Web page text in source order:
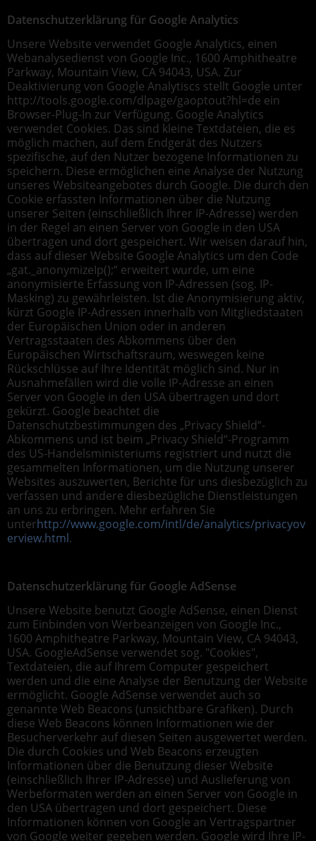
Datenschutzerklärung für Google Analytics
Unsere Website verwendet Google Analytics, einen
Webanalysedienst von Google Inc., 1600 Amphitheatre
Parkway, Mountain View, CA 94043, USA. Zur
Deaktivierung von Google Analytiscs stellt Google unter
http://tools.google.com/dlpage/gaoptout?hl=de ein
Browser-Plug-In zur Verfügung. Google Analytics
verwendet Cookies. Das sind kleine Textdateien, die es
möglich machen, auf dem Endgerät des Nutzers
spezifische, auf den Nutzer bezogene Informationen zu
speichern. Diese ermöglichen eine Analyse der Nutzung
unseres Websiteangebotes durch Google. Die durch den
Cookie erfassten Informationen über die Nutzung
unserer Seiten (einschließlich Ihrer IP-Adresse) werden
in der Regel an einen Server von Google in den USA
übertragen und dort gespeichert. Wir weisen darauf hin,
dass auf dieser Website Google Analytics um den Code
„gat._anonymizeIp();“ erweitert wurde, um eine
anonymisierte Erfassung von IP-Adressen (sog. IP-
Masking) zu gewährleisten. Ist die Anonymisierung aktiv,
kürzt Google IP-Adressen innerhalb von Mitgliedstaaten
der Europäischen Union oder in anderen
Vertragsstaaten des Abkommens über den
Europäischen Wirtschaftsraum, weswegen keine
Rückschlüsse auf Ihre Identität möglich sind. Nur in
Ausnahmefällen wird die volle IP-Adresse an einen
Server von Google in den USA übertragen und dort
gekürzt. Google beachtet die
Datenschutzbestimmungen des „Privacy Shield“-
Abkommens und ist beim „Privacy Shield“-Programm
des US-Handelsministeriums registriert und nutzt die
gesammelten Informationen, um die Nutzung unserer
Websites auszuwerten, Berichte für uns diesbezüglich zu
verfassen und andere diesbezügliche Dienstleistungen
an uns zu erbringen. Mehr erfahren Sie
unterhttp://www.google.com/intl/de/analytics/privacyov
erview.html.
Datenschutzerklärung für Google AdSense
Unsere Website benutzt Google AdSense, einen Dienst
zum Einbinden von Werbeanzeigen von Google Inc.,
1600 Amphitheatre Parkway, Mountain View, CA 94043,
USA. GoogleAdSense verwendet sog. "Cookies",
Textdateien, die auf Ihrem Computer gespeichert
werden und die eine Analyse der Benutzung der Website
ermöglicht. Google AdSense verwendet auch so
genannte Web Beacons (unsichtbare Grafiken). Durch
diese Web Beacons können Informationen wie der
Besucherverkehr auf diesen Seiten ausgewertet werden.
Die durch Cookies und Web Beacons erzeugten
Informationen über die Benutzung dieser Website
(einschließlich Ihrer IP-Adresse) und Auslieferung von
Werbeformaten werden an einen Server von Google in
den USA übertragen und dort gespeichert. Diese
Informationen können von Google an Vertragspartner
von Google weiter gegeben werden. Google wird Ihre IP-